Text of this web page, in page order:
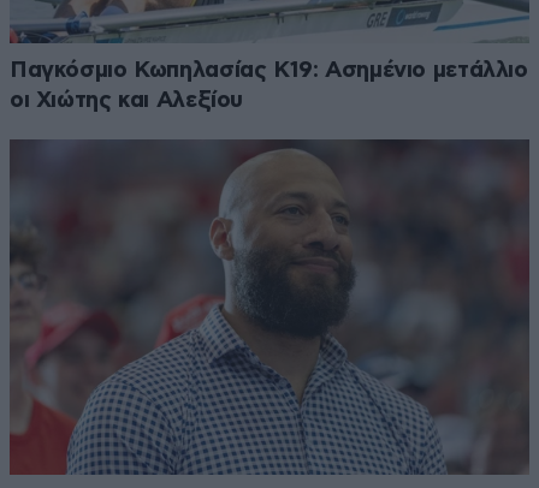
Παγκόσμιο Κωπηλασίας Κ19: Ασημένιο μετάλλιο
οι Χιώτης και Αλεξίου